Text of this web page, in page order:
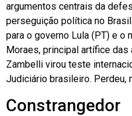
argumentos centrais da
perseguição política no
para o governo Lula (PT) e o
Moraes, principal artífice
Zambelli virou teste
Judiciário brasileiro. Perdeu,
Constrangedor